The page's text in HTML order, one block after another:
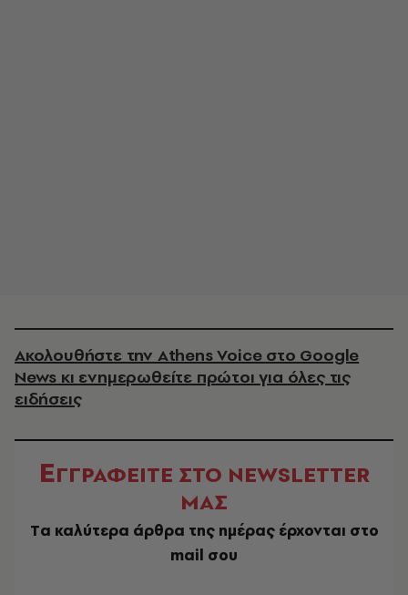
Ακολουθήστε την Athens Voice στο Google
News κι ενημερωθείτε πρώτοι για όλες τις
ειδήσεις
ΕΓΓΡΑΦΕΙΤΕ ΣΤΟ NEWSLETTER
ΜΑΣ
Tα καλύτερα άρθρα της ημέρας έρχονται στο
mail σου